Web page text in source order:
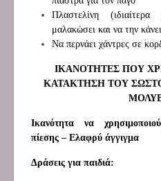
Πλαστελίνη
μαλακώσει και να την
Να περνάει χάντρες σε
ΙΚΑΝΟΤΗΤΕΣ ΠΟΥ
ΚΑΤΑΚΤΗΣΗ ΤΟΥ
Ικανότητα να
πίεσης – Ελαφρύ άγγιγμα
Δράσεις για παιδιά: